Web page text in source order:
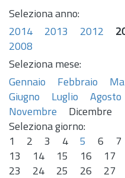
Seleziona anno:
2014
2013 2012
2008
Seleziona mese:
Gennaio
Febbraio
Giugno
Luglio Agosto
Novembre
Dicembre
Seleziona giorno:
1
2 3 4 5 6 7
13
14 15 16 17
23
24 25 26 27